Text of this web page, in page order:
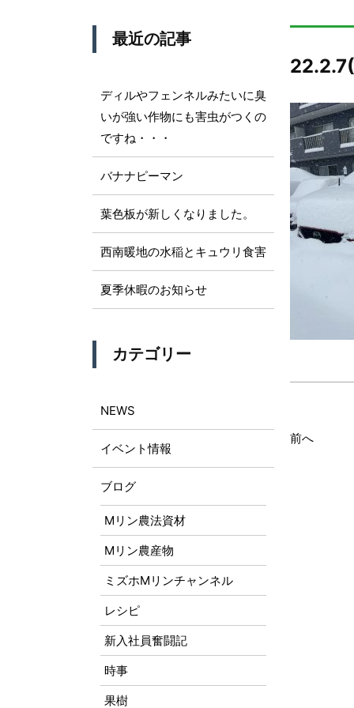
前へ
最近の記事
ディルやフェンネルみたいに臭
いが強い作物にも害虫がつくの
ですね・・・
バナナピーマン
葉色板が新しくなりました。
西南暖地の水稲とキュウリ食害
夏季休暇のお知らせ
カテゴリー
NEWS
イベント情報
ブログ
Mリン農法資材
Mリン農産物
ミズホMリンチャンネル
レシピ
新入社員奮闘記
時事
果樹